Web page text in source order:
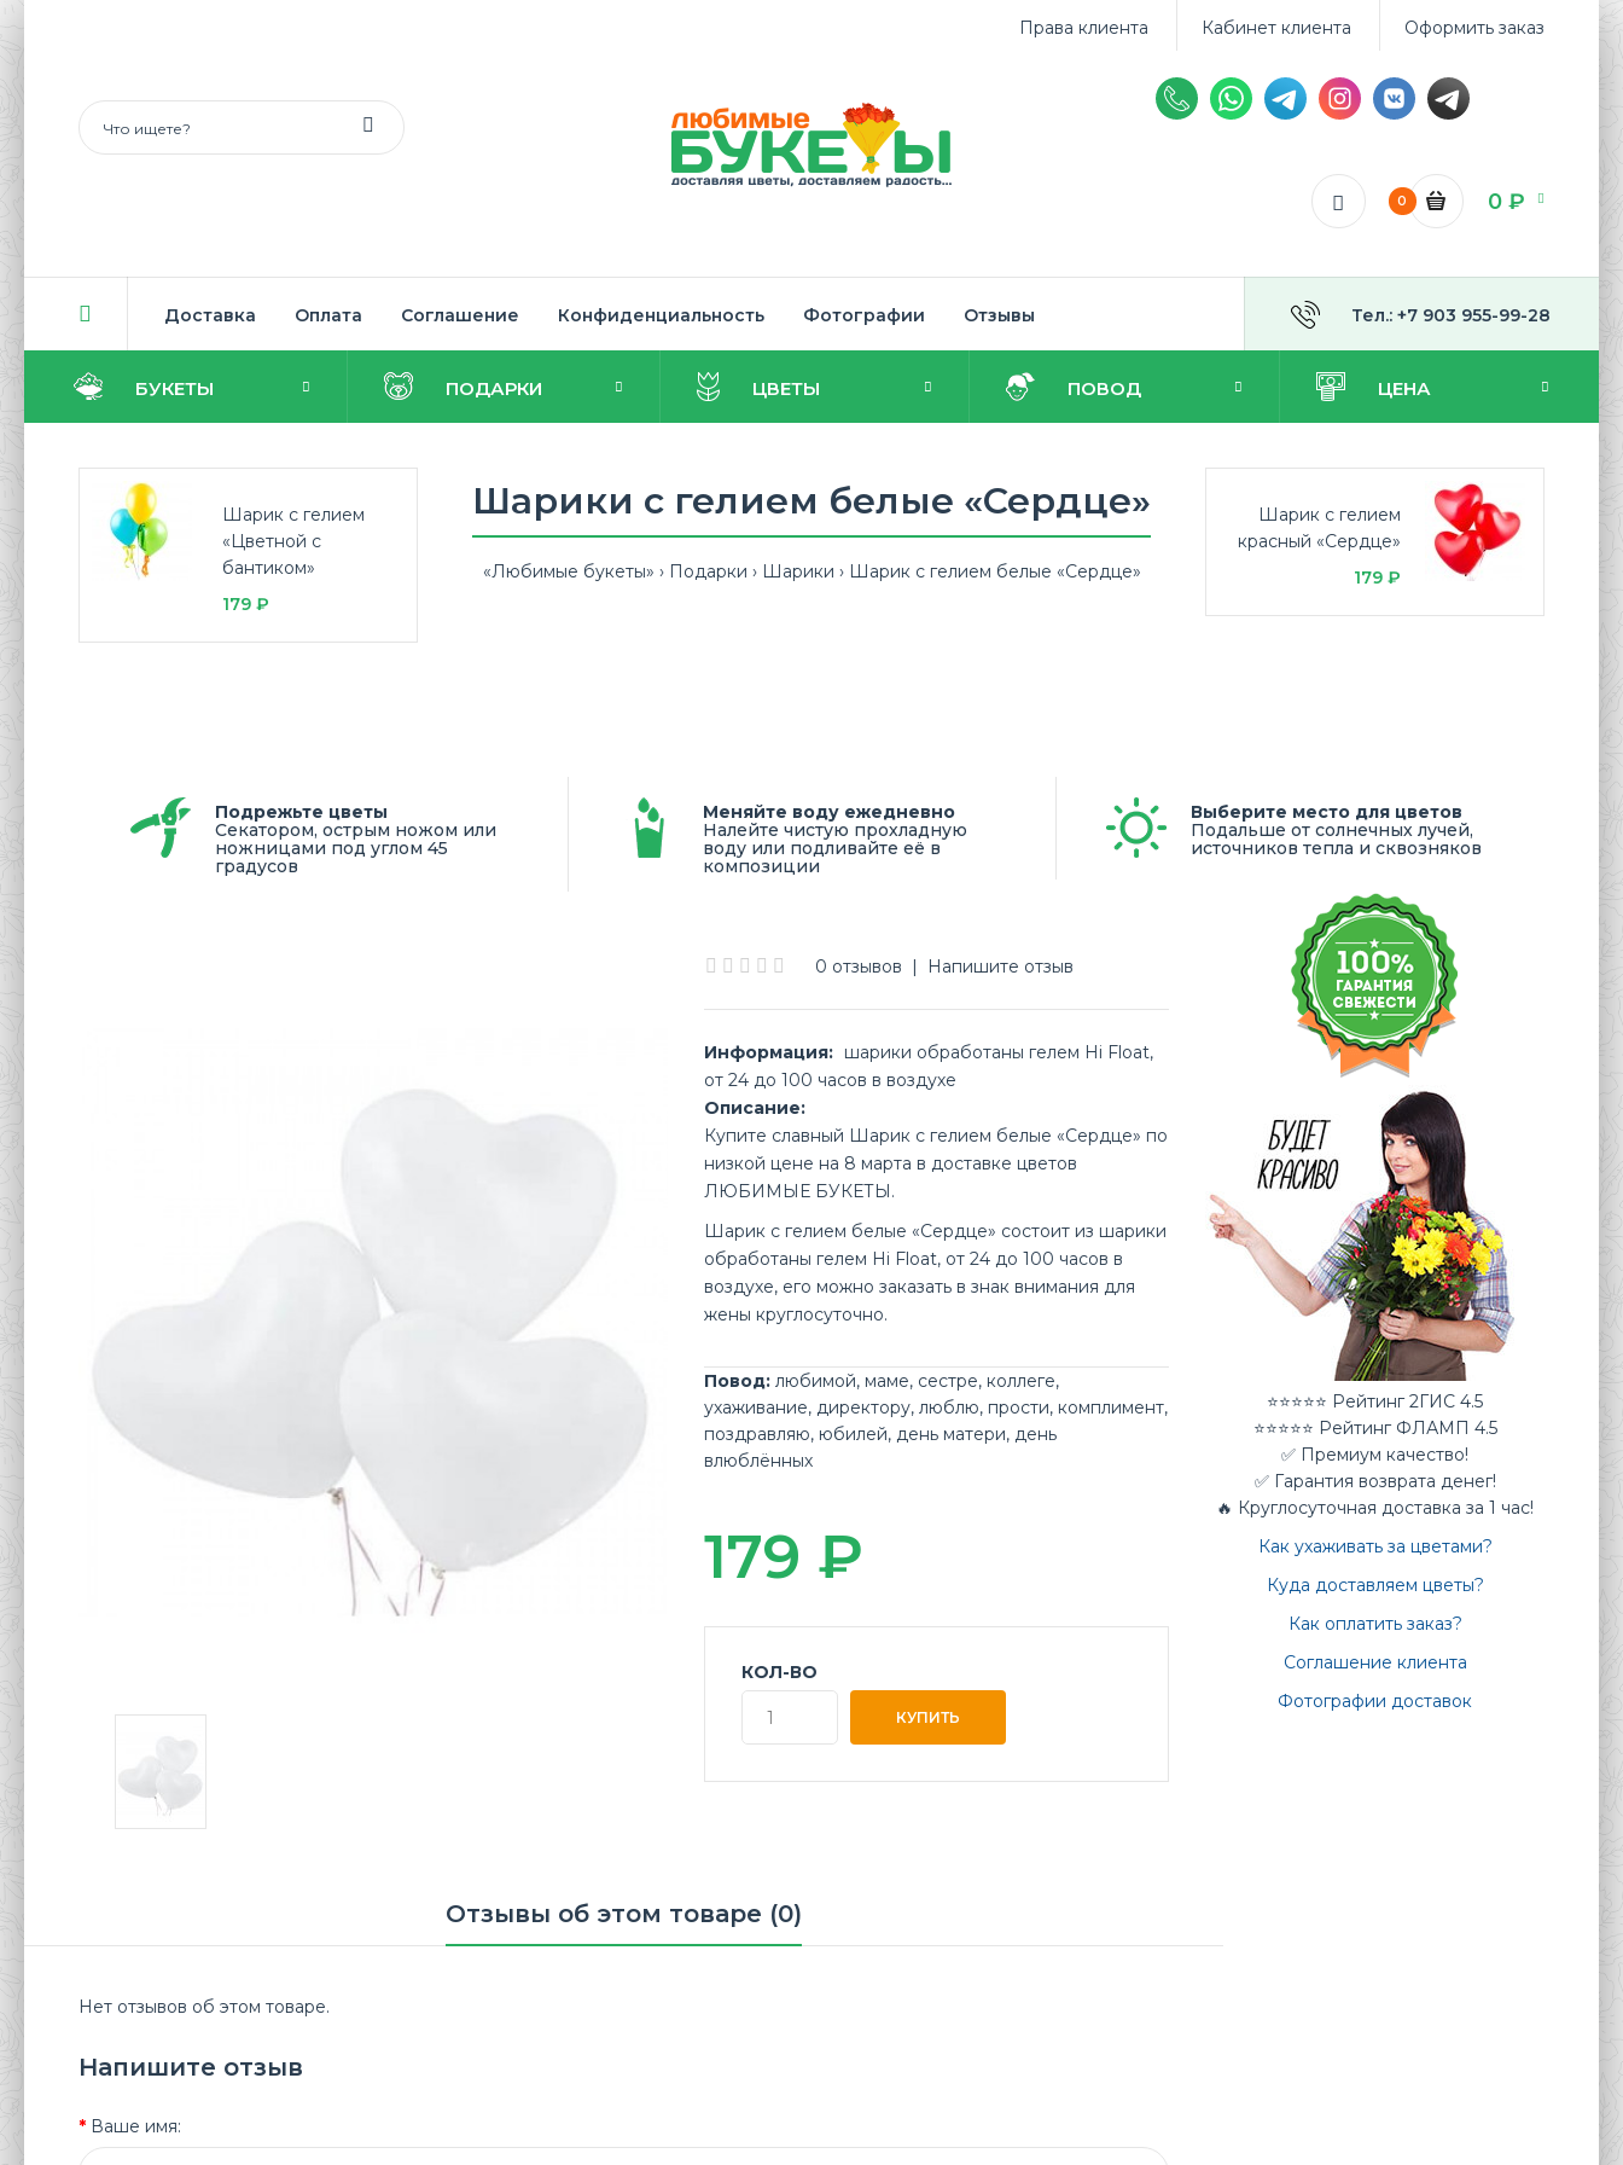
Права клиента Кабинет клиента Оформить заказ
0 0 ₽
Доставка Оплата Соглашение Конфиденциальность Фотографии Отзывы Тел.: +7 903 955-99-28
БУКЕТЫ ПОДАРКИ ЦВЕТЫ ПОВОД ЦЕНА
Шарик с гелием
«Цветной с
бантиком»
179 ₽
Шарики с гелием белые «Сердце»
«Любимые букеты» Подарки Шарики Шарик с гелием белые «Сердце»
Шарик с гелием
красный «Сердце»
179 ₽
Подрежьте цветы
Секатором, острым ножом или
ножницами под углом 45
градусов
Меняйте воду ежедневно
Налейте чистую прохладную
воду или подливайте её в
композиции
Выберите место для цветов
Подальше от солнечных лучей,
источников тепла и сквозняков
0 отзывов | Напишите отзыв
Информация: шарики обработаны гелем Hi Float,
от 24 до 100 часов в воздухе
Описание:
Купите славный Шарик с гелием белые «Сердце» по
низкой цене на 8 марта в доставке цветов
ЛЮБИМЫЕ БУКЕТЫ.
Шарик с гелием белые «Сердце» состоит из шарики
обработаны гелем Hi Float, от 24 до 100 часов в
воздухе, его можно заказать в знак внимания для
жены круглосуточно.
Повод: любимой, маме, сестре, коллеге,
ухаживание, директору,люблю, прости, комплимент,
поздравляю, юбилей, день матери, день
влюблённых
179 ₽
КОЛ-ВО
Отзывы об этом товаре (0)
Нет отзывов об этом товаре.
Напишите отзыв
Ваше имя:
⭐⭐⭐⭐⭐ Рейтинг 2ГИС 4.5
⭐⭐⭐⭐⭐ Рейтинг ФЛАМП 4.5
✅ Премиум качество!
✅ Гарантия возврата денег!
🔥 Круглосуточная доставка за 1 час!
Как ухаживать за цветами?
Куда доставляем цветы?
Как оплатить заказ?
Соглашение клиента
Фотографии доставок